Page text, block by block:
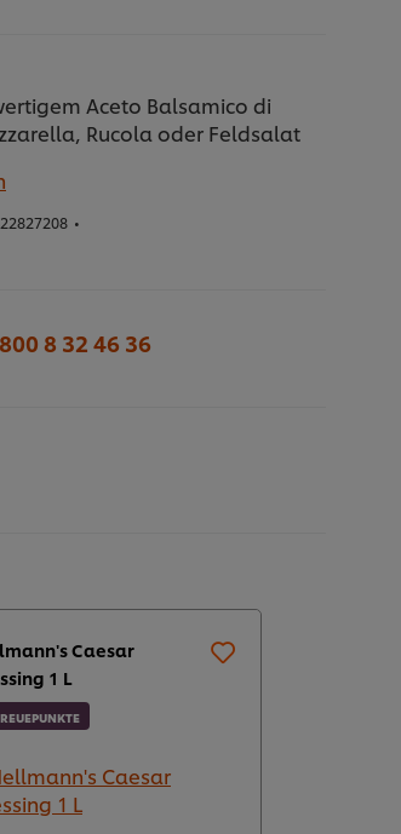
Aceto Balsamico di
Rucola oder Feldsalat
•
8 32 46 36
Caesar
1 L